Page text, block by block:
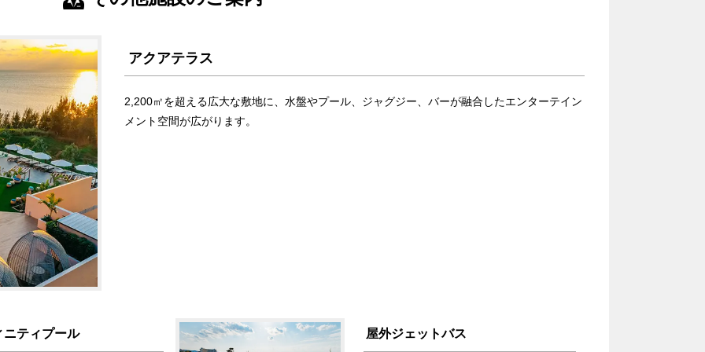
アクアテラス
2,200㎡を超える広大な敷地に、水盤やプール、ジャグジー、バーが融合したエンターテイン
メント空間が広がります。
ニティプール 屋外ジェットバス